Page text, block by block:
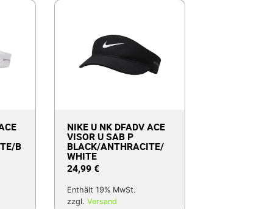
B
NIKE U NK DFADV ACE
VISOR U SAB P
BLACK/ANTHRACITE/
WHITE
24,99€
Enthält 19% MwSt.
zzgl.Versand